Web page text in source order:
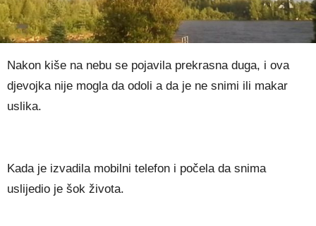
Nakon kiše na nebu se pojavila prekrasna duga, i ova
djevojka nije mogla da odoli a da je ne snimi ili makar
uslika.
Kada je izvadila mobilni telefon i počela da snima
uslijedio je šok života.